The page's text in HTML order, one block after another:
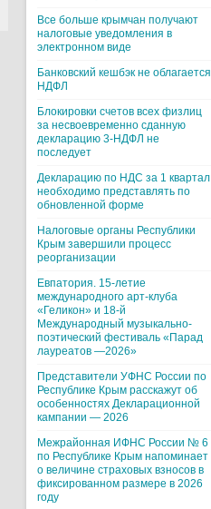
Все больше крымчан получают
налоговые уведомления в
электронном виде
Банковский кешбэк не облагается
НДФЛ
Блокировки счетов всех физлиц
за несвоевременно сданную
декларацию 3-НДФЛ не
последует
Декларацию по НДС за 1 квартал
необходимо представлять по
обновленной форме
Налоговые органы Республики
Крым завершили процесс
реорганизации
Евпатория. 15-летие
международного арт-клуба
«Геликон» и 18-й
Международный музыкально-
поэтический фестиваль «Парад
лауреатов —2026»
Представители УФНС России по
Республике Крым расскажут об
особенностях Декларационной
кампании — 2026
Межрайонная ИФНС России № 6
по Республике Крым напоминает
о величине страховых взносов в
фиксированном размере в 2026
году